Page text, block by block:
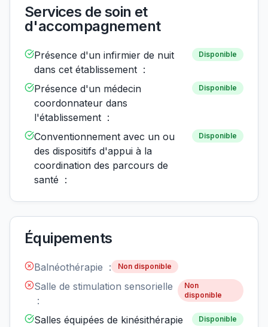
Services de soin et
d'accompagnement
Présence d'un infirmier de nuit
dans cet établissement :
Disponible
Présence d'un médecin
coordonnateur dans
l'établissement :
Disponible
Conventionnement avec un ou
des dispositifs d'appui à la
coordination des parcours de
santé :
Disponible
Équipements
Balnéothérapie : Non disponible
Salle de stimulation sensorielle
:
Non
disponible
Salles équipées de kinésithérapie
Disponible